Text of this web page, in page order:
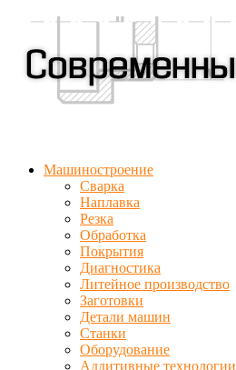
Машиностроение
Сварка
Наплавка
Резка
Обработка
Покрытия
Диагностика
Литейное производство
Заготовки
Детали машин
Станки
Оборудование
Аддитивные технологии